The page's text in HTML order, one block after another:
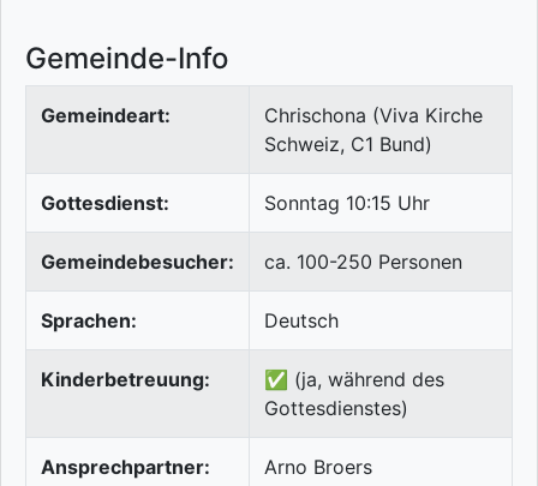
Gemeinde-Info
Gemeindeart:
Chrischona (Viva Kirche
Schweiz, C1 Bund)
Gottesdienst: Sonntag 10:15 Uhr
Gemeindebesucher: ca. 100-250 Personen
Sprachen: Deutsch
Kinderbetreuung:
✅ (ja, während des
Gottesdienstes)
Ansprechpartner: Arno Broers